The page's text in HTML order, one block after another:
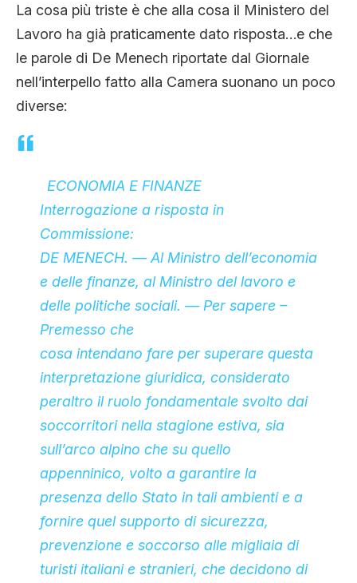
La cosa più triste è che alla cosa il Ministero del
Lavoro ha già praticamente dato risposta…e che
le parole di De Menech riportate dal Giornale
nell’interpello fatto alla Camera suonano un poco
diverse:
ECONOMIA E FINANZE
Interrogazione a risposta in
Commissione:
DE MENECH. —Al Ministro dell’economia
e delle finanze, al Ministro del lavoro e
delle politiche sociali. — Per sapere –
Premesso che
cosa intendano fare per superare questa
interpretazione giuridica, considerato
peraltro il ruolo fondamentale svolto dai
soccorritori nella stagione estiva, sia
sull’arco alpino che su quello
appenninico, volto a garantire la
presenza dello Stato in tali ambienti e a
fornire quel supporto di sicurezza,
prevenzione e soccorso alle migliaia di
turisti italiani e stranieri, che decidono di